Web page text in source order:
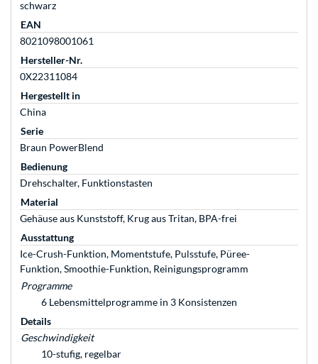
schwarz
EAN
8021098001061
Hersteller-Nr.
0X22311084
Hergestellt in
China
Serie
Braun PowerBlend
Bedienung
Drehschalter, Funktionstasten
Material
Gehäuse aus Kunststoff, Krug aus Tritan, BPA-frei
Ausstattung
Ice-Crush-Funktion, Momentstufe, Pulsstufe, Püree-
Funktion, Smoothie-Funktion, Reinigungsprogramm
Programme
6 Lebensmittelprogramme in 3 Konsistenzen
Details
Geschwindigkeit
10-stufig, regelbar